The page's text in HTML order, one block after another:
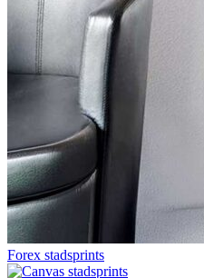
Forex stadsprints